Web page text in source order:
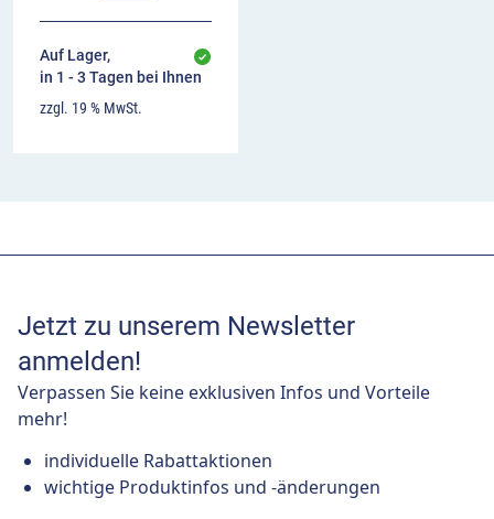
Auf Lager,
in 1 - 3 Tagen bei Ihnen
zzgl. 19 % MwSt.
Jetzt zu unserem Newsletter
anmelden!
Verpassen Sie keine exklusiven Infos und Vorteile
mehr!
individuelle Rabattaktionen
wichtige Produktinfos und -änderungen